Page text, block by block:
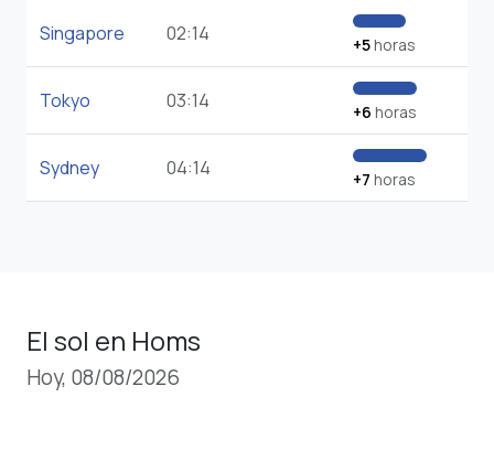
Singapore 02:14 +5horas
Tokyo 03:14 +6 horas
Sydney 04:14 +7 horas
El sol en Homs
Hoy, 08/08/2026